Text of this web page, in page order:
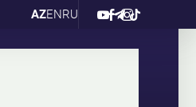
AZENRU